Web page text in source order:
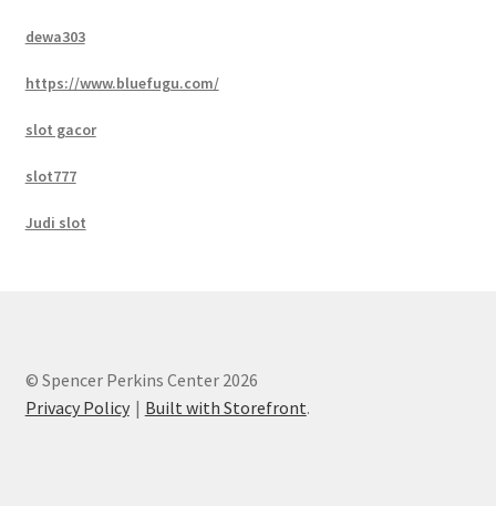
dewa303
https://www.bluefugu.com/
slot gacor
slot777
Judi slot
© Spencer Perkins Center 2026
Privacy Policy
Built with Storefront.